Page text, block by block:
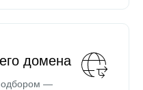
домена
—